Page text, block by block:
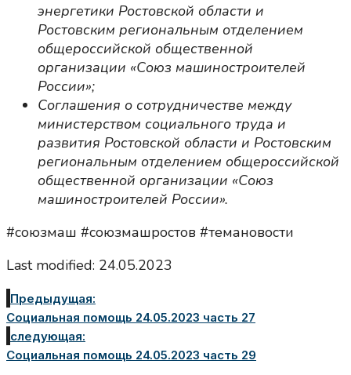
энергетики Ростовской области и
Ростовским региональным отделением
общероссийской общественной
организации «Союз машиностроителей
России»;
Соглашения о сотрудничестве между
министерством социального труда и
развития Ростовской области и Ростовским
региональным отделением общероссийской
общественной организации «Союз
машиностроителей России».
#союзмаш #союзмашростов #темановости
Last modified: 24.05.2023
Предыдущая:
Социальная помощь 24.05.2023 часть 27
следующая:
Социальная помощь 24.05.2023 часть 29